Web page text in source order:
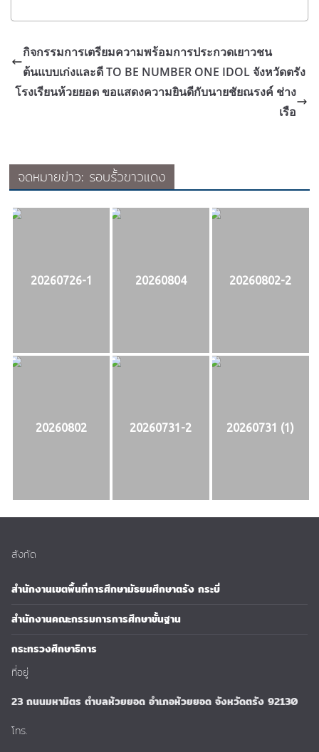
กิจกรรมการเตรียมความพร้อมการประกวดเยาวชน
ต้นแบบเก่งและดี TO BE NUMBER ONE IDOL จังหวัดตรัง
โรงเรียนห้วยยอด ขอแสดงความยินดีกับนายชัยณรงค์ ช่าง
เรือ
จดหมายข่าว: รอบรั้วขาวแดง
20260726-1 20260804 20260802-2
20260802 20260731-2 20260731 (1)
สังกัด
สำนักงานเขตพื้นที่การศึกษามัธยมศึกษาตรัง กระบี่
สำนักงานคณะกรรมการการศึกษาขั้นฐาน
กระทรวงศึกษาธิการ
ที่อยู่
23 ถนนมหามิตร ตำบลห้วยยอด อำเภอห้วยยอด จังหวัดตรัง 92130
โทร.